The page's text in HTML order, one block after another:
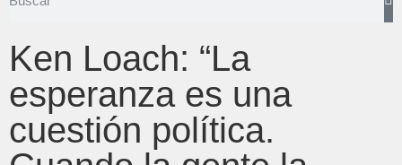
Ken Loach: “La
esperanza es una
cuestión política.